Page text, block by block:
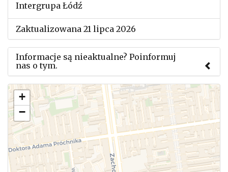
Intergrupa Łódź
Zaktualizowana 21 lipca 2026
Informacje są nieaktualne? Poinformuj
nas o tym.
Użyj tego formularza aby przesłać informację o
zmianach w powyższym mityngu.
+
−